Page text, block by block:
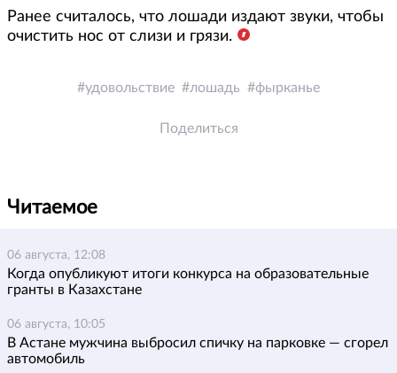
Ранее считалось, что лошади издают звуки, чтобы
очистить нос от слизи и грязи.
удовольствие лошадь фырканье
Поделиться
Читаемое
06 августа, 12:08
Когда опубликуют итоги конкурса на образовательные
гранты в Казахстане
06 августа, 10:05
В Астане мужчина выбросил спичку на парковке — сгорел
автомобиль